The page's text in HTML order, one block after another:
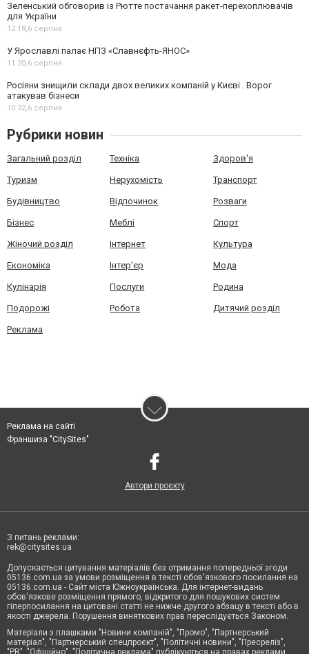
Зеленський обговорив із Рютте постачання ракет-перехоплювачів
для України
12:18,6 серпня
У Ярославлі палає НПЗ «Славнєфть-ЯНОС»
11:20,6 серпня
Росіяни знищили склади двох великих компаній у Києві . Ворог
атакував бізнеси
10:32,6 серпня
Рубрики новин
Загальний розділ Техніка Здоров'я
Туризм Нерухомість Транспорт
Будівництво Відпочинок Розваги
Бізнес Меблі Спорт
Жіночий розділ Інтернет Культура
Економіка Інтер'єр Мода
Кулінарія Послуги Родина
Подорожі Робота Дитячий розділ
Реклама
Реклама на сайті
Франшиза "CitySites"
Автори проєкту
З питань реклами:
rek@citysites.ua
Допускається цитування матеріалів без отримання попередньої згоди
05136.com.ua за умови розміщення в тексті обов'язкового посилання на
05136.com.ua - Сайт міста Южноукраїнська. Для інтернет-видань
обов'язкове розміщення прямого, відкритого для пошукових систем
гіперпосилання на цитовані статті не нижче другого абзацу в тексті або в
якості джерела. Порушення виняткових прав переслідується Законом.
Матеріали з плашками "Новини компаній", "Промо", "Партнерський
матеріал", "Партнерський спецпроєкт", "Політичні новини", "Пресреліз",
"PR", "Офіційно", "Політична реклама" публікуються на правах реклами.